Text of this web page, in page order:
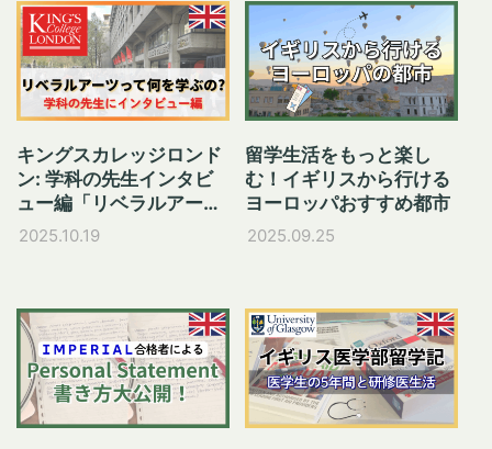
キングスカレッジロンド
ン: 学科の先生インタビ
ュー編「リベラルアーツ
って何を学ぶの？」
2025.10.19
留学生活をもっと楽し
む！イギリスから行ける
ヨーロッパおすすめ都市
2025.09.25